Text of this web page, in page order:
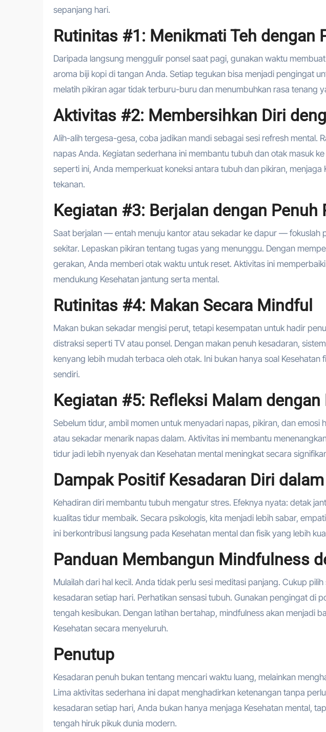
sepanjang hari.
Rutinitas #1: Menikmati Teh dengan
Daripada langsung menggulir ponsel saat pagi, gunakan waktu
aroma biji kopi di tangan Anda. Setiap tegukan bisa menjadi pengingat
melatih pikiran agar tidak terburu-buru dan menumbuhkan rasa tenang
Aktivitas #2: Membersihkan Diri
Alih-alih tergesa-gesa, coba jadikan mandi sebagai sesi refresh mental.
napas Anda. Kegiatan sederhana ini membantu tubuh dan otak masuk
seperti ini, Anda memperkuat koneksi antara tubuh dan pikiran,
tekanan.
Kegiatan #3: Berjalan dengan Penuh
Saat berjalan — entah menuju kantor atau sekadar ke dapur — fokuslah
sekitar. Lepaskan pikiran tentang tugas yang menunggu. Dengan
gerakan, Anda memberi otak waktu untuk reset. Aktivitas ini
mendukung Kesehatan jantung serta mental.
Rutinitas #4: Makan Secara Mindful
Makan bukan sekadar mengisi perut, tetapi kesempatan untuk hadir
distraksi seperti TV atau ponsel. Dengan makan penuh kesadaran,
kenyang lebih mudah terbaca oleh otak. Ini bukan hanya soal Kesehatan
sendiri.
Kegiatan #5: Refleksi Malam dengan
Sebelum tidur, ambil momen untuk menyadari napas, pikiran, dan emosi
atau sekadar menarik napas dalam. Aktivitas ini membantu
tidur jadi lebih nyenyak dan Kesehatan mental meningkat secara
Dampak Positif Kesadaran Diri
Kehadiran diri membantu tubuh mengatur stres. Efeknya nyata: detak
kualitas tidur membaik. Secara psikologis, kita menjadi lebih sabar,
ini berkontribusi langsung pada Kesehatan mental dan fisik yang lebih
Panduan Membangun Mindfulness
Mulailah dari hal kecil. Anda tidak perlu sesi meditasi panjang. Cukup
kesadaran setiap hari. Perhatikan sensasi tubuh. Gunakan pengingat di
tengah kesibukan. Dengan latihan bertahap, mindfulness akan menjadi
Kesehatan secara menyeluruh.
Penutup
Kesadaran penuh bukan tentang mencari waktu luang, melainkan
Lima aktivitas sederhana ini dapat menghadirkan ketenangan tanpa
kesadaran setiap hari, Anda bukan hanya menjaga Kesehatan mental,
tengah hiruk pikuk dunia modern.